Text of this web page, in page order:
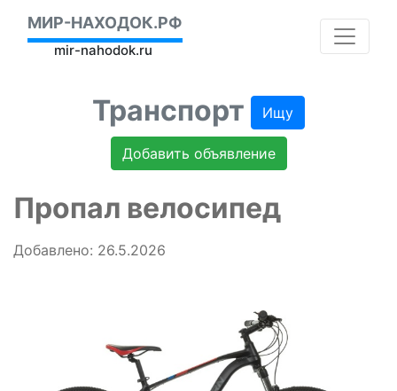
МИР-НАХОДОК.РФ
mir-nahodok.ru
Транспорт Ищу
Добавить объявление
Пропал велосипед
Добавлено: 26.5.2026